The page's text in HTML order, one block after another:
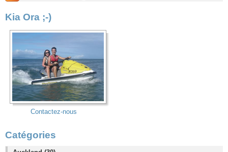
Kia Ora ;-)
Contactez-nous
Catégories